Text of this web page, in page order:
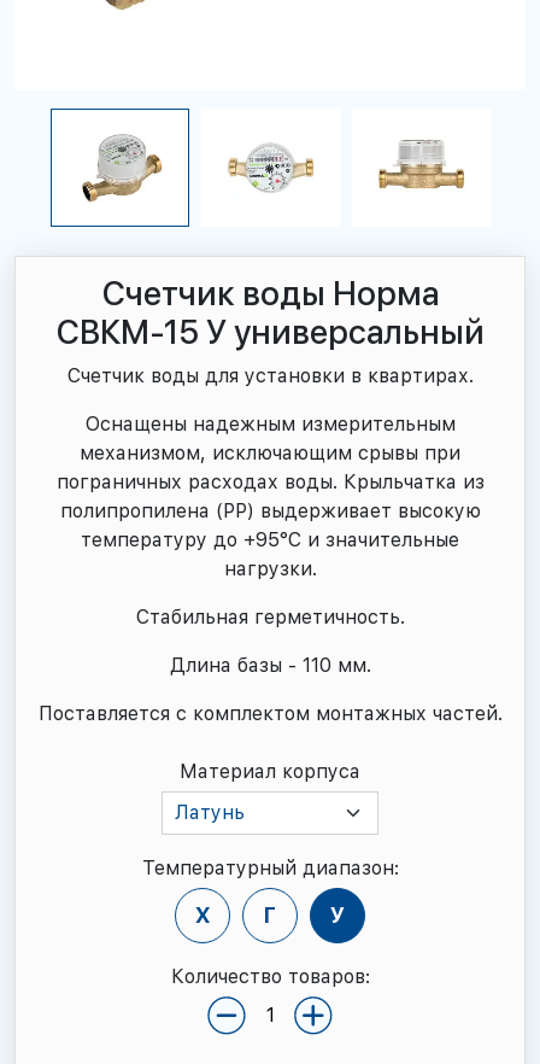
Счетчик воды Норма
СВКМ-15 У универсальный
Счетчик воды для установки в квартирах.
Оснащены надежным измерительным
механизмом, исключающим срывы при
пограничных расходах воды. Крыльчатка из
полипропилена (PP) выдерживает высокую
температуру до +95°С и значительные
нагрузки.
Стабильная герметичность.
Длина базы - 110 мм.
Поставляется с комплектом монтажных частей.
Материал корпуса
Латунь
Температурный диапазон:
Х Г У
Количество товаров: